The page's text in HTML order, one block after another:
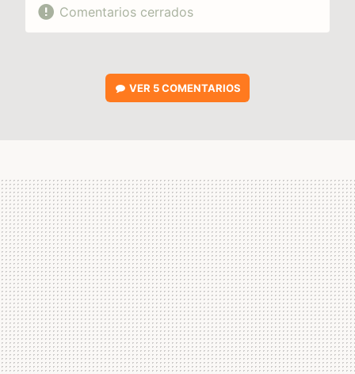
Comentarios cerrados
VER 5 COMENTARIOS